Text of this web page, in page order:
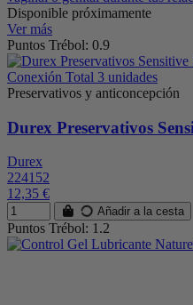
Disponible próximamente
Ver más
Puntos Trébol: 0.9
Preservativos y anticoncepción
Durex Preservativos
Durex
224152
12,35 €
Añadir a la cesta
Puntos Trébol: 1.2